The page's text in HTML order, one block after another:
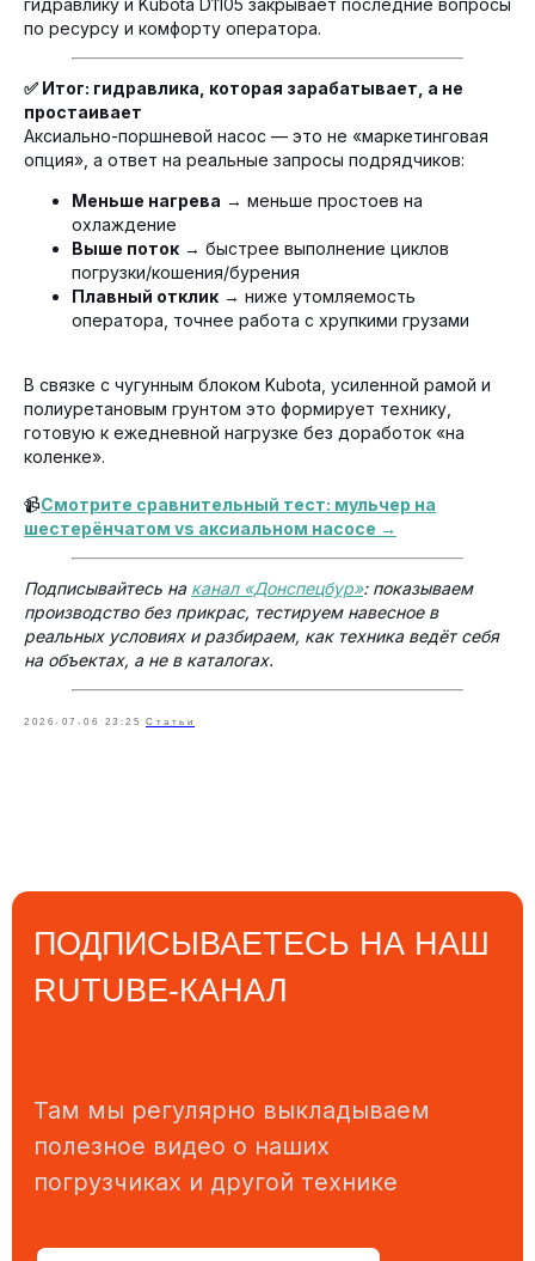
гидравлику и Kubota D1105 закрывает последние вопросы
по ресурсу и комфорту оператора.
✅ Итог: гидравлика, которая зарабатывает, а не
простаивает
Аксиально-поршневой насос — это не «маркетинговая
опция», а ответ на реальные запросы подрядчиков:
Меньше нагрева → меньше простоев на
охлаждение
Выше поток → быстрее выполнение циклов
погрузки/кошения/бурения
Плавный отклик → ниже утомляемость
оператора, точнее работа с хрупкими грузами
В связке с чугунным блоком Kubota, усиленной рамой и
полиуретановым грунтом это формирует технику,
готовую к ежедневной нагрузке без доработок «на
коленке».
📹Смотрите сравнительный тест: мульчер на
шестерёнчатом vs аксиальном насосе →
Подписывайтесь на канал «Донспецбур»: показываем
производство без прикрас, тестируем навесное в
реальных условиях и разбираем, как техника ведёт себя
на объектах, а не в каталогах.
2026-07-06 23:25 Статьи
Телефон бесплатной горячей линии
8 (919) 878-46-76
Телефон отдела продаж
г.Волгодонск, ул. 2-я Заводская, 9д
ВРЕМЯ РАБОТЫ